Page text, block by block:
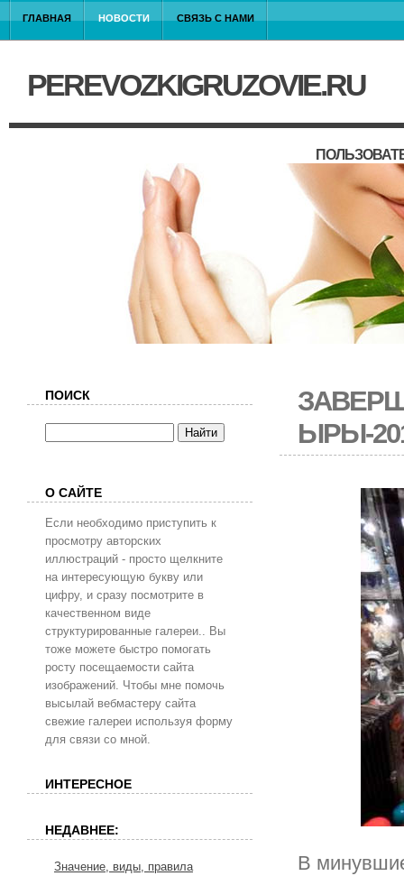
ГЛАВНАЯ НОВОСТИ СВЯЗЬ С НАМИ
PEREVOZKIGRUZOVIE.RU
ЫРЫ-
В
ПОИСК
О САЙТЕ
Если необходимо приступить к
просмотру авторских
иллюстраций - просто щелкните
на интересующую букву или
цифру, и сразу посмотрите в
качественном виде
структурированные галереи.. Вы
тоже можете быстро помогать
росту посещаемости сайта
изображений. Чтобы мне помочь
высылай вебмастеру сайта
свежие галереи используя форму
для связи со мной.
ИНТЕРЕСНОЕ
НЕДАВНЕЕ:
Значение, виды, правила